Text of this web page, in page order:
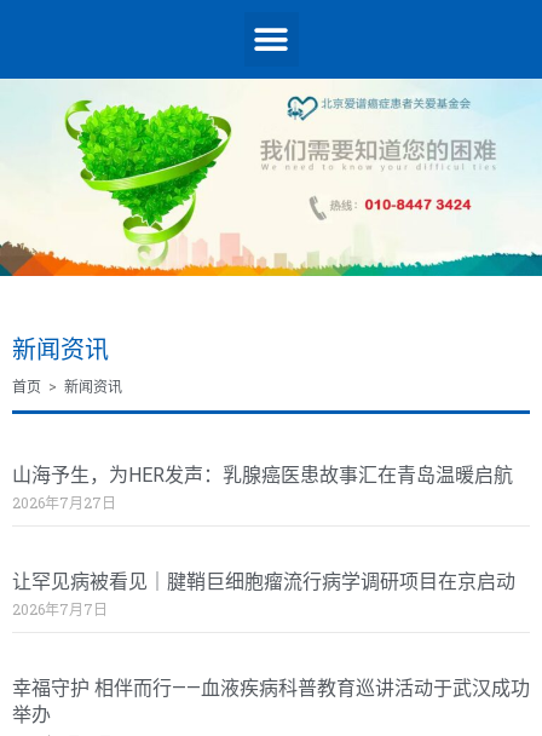
新闻资讯
首页 > 新闻资讯
山海予生，为HER发声：乳腺癌医患故事汇在青岛温暖启航
2026年7月27日
让罕见病被看见｜腱鞘巨细胞瘤流行病学调研项目在京启动
2026年7月7日
幸福守护 相伴而行——血液疾病科普教育巡讲活动于武汉成功
举办